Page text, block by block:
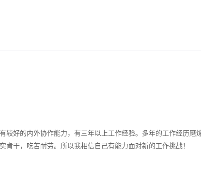
较好的内外协作能力，有三年以上工作经验。多年的工作经历磨
干，吃苦耐劳。所以我相信自己有能力面对新的工作挑战！